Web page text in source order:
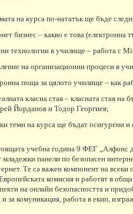
на курса по-нататък ще бъде
бизнес – какво е това
технологии в училище – работа с
на организационни процеси в
поща за цялото училище – как
класна стая – класната стая
Йорданов и Тодор Георгиев;
теми на курса ще бъдат осигурени
учебна година 9 ФЕГ „Алфонс
панели по безопасен
Те са важен компонент на всеки
комисия и работят в
на онлайн безопасността и
и за комуникация, работа в екип,